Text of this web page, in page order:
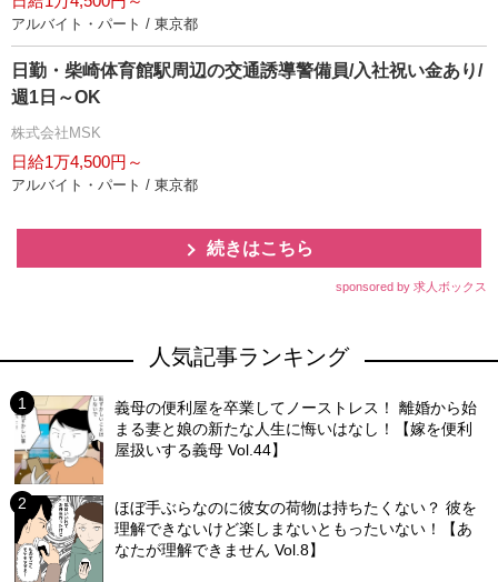
アルバイト・パート / 東京都
日勤・柴崎体育館駅周辺の交通誘導警備員/入社祝い金あり/
週1日～OK
株式会社MSK
日給1万4,500円～
アルバイト・パート / 東京都
続きはこちら
sponsored by 求人ボックス
人気記事ランキング
義母の便利屋を卒業してノーストレス！ 離婚から始
まる妻と娘の新たな人生に悔いはなし！【嫁を便利
屋扱いする義母 Vol.44】
ほぼ手ぶらなのに彼女の荷物は持ちたくない？ 彼を
理解できないけど楽しまないともったいない！【あ
なたが理解できません Vol.8】